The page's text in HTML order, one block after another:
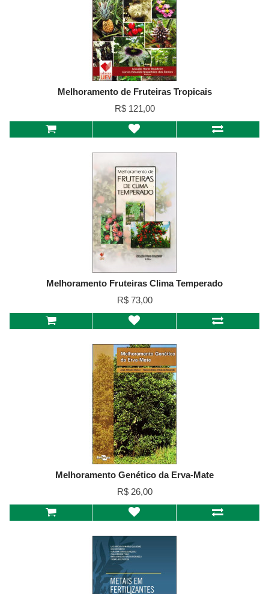
Melhoramento de Fruteiras Tropicais
R$ 121,00
Melhoramento Fruteiras Clima Temperado
R$ 73,00
Melhoramento Genético da Erva-Mate
R$ 26,00